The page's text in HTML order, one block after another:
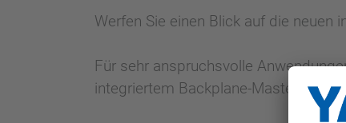
Werfen Sie einen Blick auf die neuen
Für sehr anspruchsvolle
integriertem Backplane-Master